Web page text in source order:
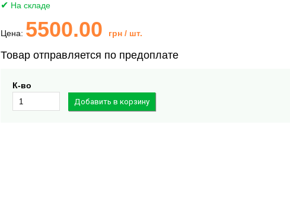
На складе
Цена: 5500.00 грн / шт.
Товар отправляется по предоплате
К-во